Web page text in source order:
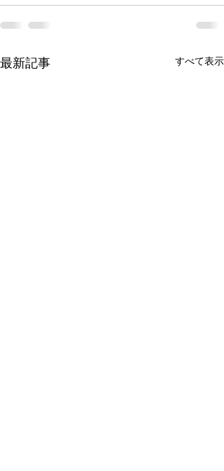
最新記事 すべて表示